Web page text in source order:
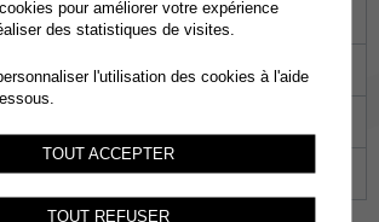
06 07 08 09
13 14 15 16
27 28 29 30
pour améliorer votre expérience
des statistiques de visites.
l'utilisation des cookies à l'aide
TOUT ACCEPTER
TOUT REFUSER